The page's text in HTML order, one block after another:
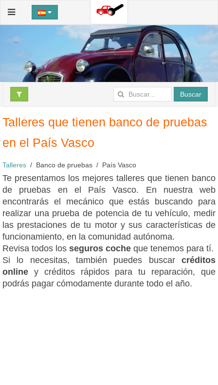
Buscar
Talleres que tienen banco de pruebas
en el País Vasco
Talleres Banco de pruebas País Vasco
Te presentamos los mejores talleres que tienen banco
de pruebas en el País Vasco. En nuestra web
encontrarás el mecánico que estás buscando para
realizar una prueba de potencia de tu vehículo, medir
las prestaciones de tu motor y sus características de
funcionamiento, en la comunidad autónoma.
Revisa todos los seguros coche que tenemos para tí.
Si lo necesitas, también puedes buscar créditos
online y créditos rápidos para tu reparación, que
podrás pagar cómodamente durante todo el año.